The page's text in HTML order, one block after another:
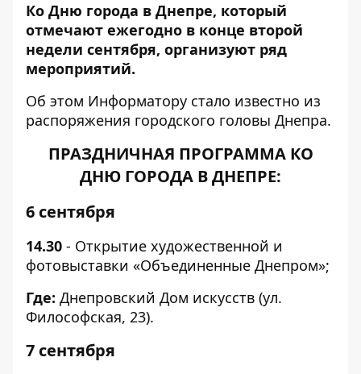
Ко Дню города в Днепре, который
отмечают ежегодно в конце второй
недели сентября, организуют ряд
мероприятий.
Об этом Информатору стало известно из
распоряжения городского головы Днепра.
ПРАЗДНИЧНАЯ ПРОГРАММА КО
ДНЮ ГОРОДА В ДНЕПРЕ:
6 сентября
14.30 - Открытие художественной и
фотовыставки «Объединенные Днепром»;
Где: Днепровский Дом искусств (ул.
Философская, 23).
7 сентября